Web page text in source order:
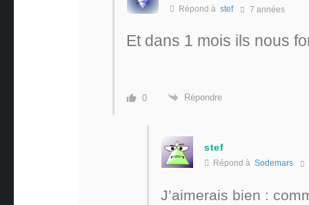
Répond à stef 7 années
Et dans 1 mois ils nous
0 Répondre
stef
Répond à Sodemars
J’aimerais bien :